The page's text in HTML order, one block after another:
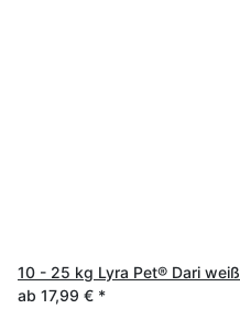
10 - 25 kg Lyra Pet® Dari weiß
ab 17,99 € *